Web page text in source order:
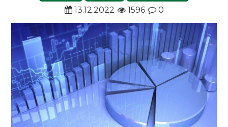
13.12.2022
1596 0